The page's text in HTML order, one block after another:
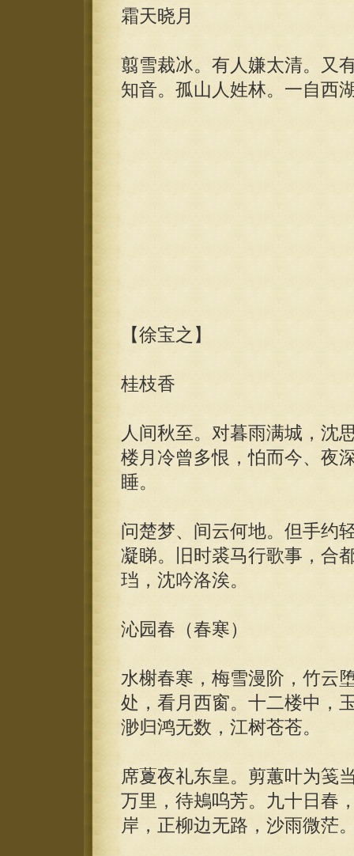
霜天晓月
翦雪裁冰。有人嫌太清。又
知音。孤山人姓林。一自西
【徐宝之】
桂枝香
人间秋至。对暮雨满城，沈
楼月冷曾多恨，怕而今、夜
睡。
问楚梦、间云何地。但手约
凝睇。旧时裘马行歌事，合
珰，沈吟洛涘。
沁园春（春寒）
水榭春寒，梅雪漫阶，竹云
处，看月西窗。十二楼中，
渺归鸿无数，江树苍苍。
席藑夜礼东皇。剪蕙叶为笺
万里，待鴂呜芳。九十日春
岸，正柳边无路，沙雨微茫